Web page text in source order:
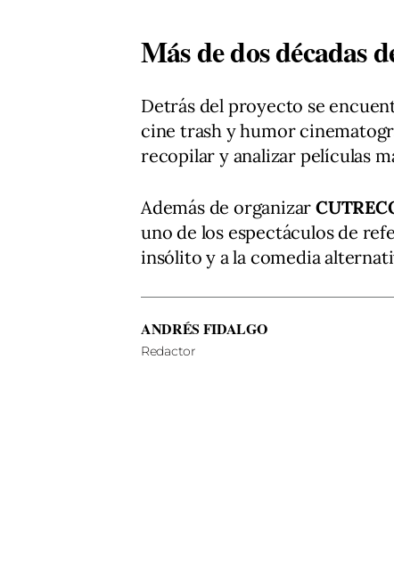
Más de dos décadas
Detrás del proyecto se
cine trash y humor
recopilar y analizar películas
Además de organizar
uno de los espectáculos de
insólito y a la comedia
ANDRÉS FIDALGO
Redactor